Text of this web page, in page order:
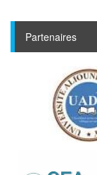
Partenaires